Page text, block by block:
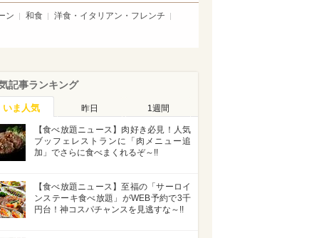
ン 和食 洋食・イタリアン・フレンチ
記事ランキング
いま人気 昨日 1週間
【食べ放題ニュース】肉好き必見！人気
ブッフェレストランに「肉メニュー追
加」でさらに食べまくれるぞ～!!
【食べ放題ニュース】至福の「サーロイ
ンステーキ食べ放題」がWEB予約で3千
円台！神コスパチャンスを見逃すな～!!